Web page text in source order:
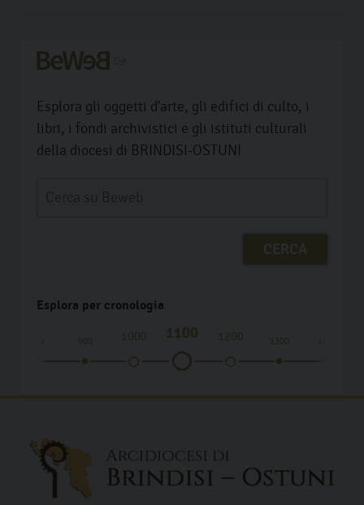
Esplora gli oggetti d'arte, gli edifici di culto, i
libri, i fondi archivistici e gli istituti culturali
della diocesi di BRINDISI-OSTUNI
Esplora per cronologia
900 1000 1100 1200 1300